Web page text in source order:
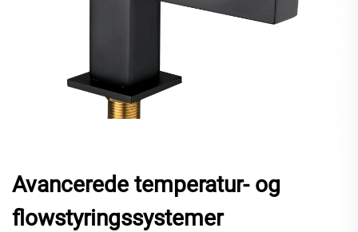
Avancerede temperatur- og
flowstyringssystemer